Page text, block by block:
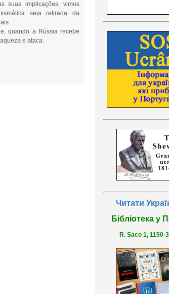
suas implicações, vimos
seja retirada da
quando a Rússia recebe
e ataca.
Читати
Бібліотека у
R. Saco 1, 1150-